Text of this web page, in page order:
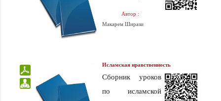
шиитского
Автор :
Макарем Ширази
Исламская нравственность
Сборник уроков
по исламской